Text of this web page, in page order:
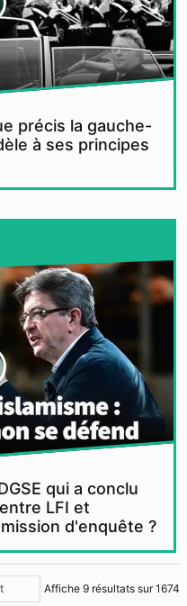
précis la gauche-
à ses principes
qui a conclu
LFI et
d'enquête ?
Affiche 9 résultats sur1674